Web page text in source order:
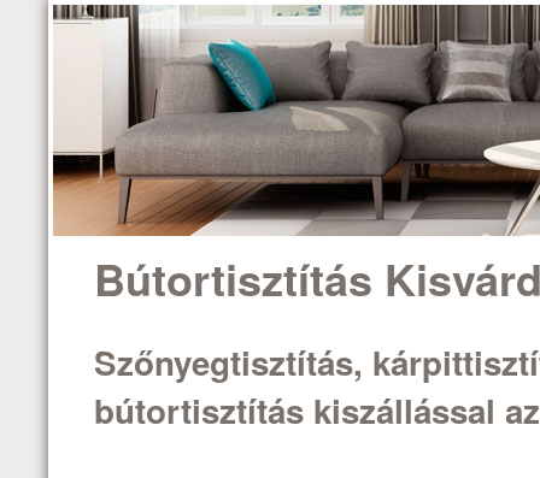
Bútortisztítás
Szőnyegtisztítás,
bútortisztítás kiszállással